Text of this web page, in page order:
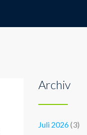
Archiv
Juli 2026(3)